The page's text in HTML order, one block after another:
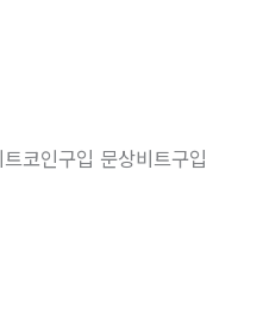
코인구입 문상비트구입